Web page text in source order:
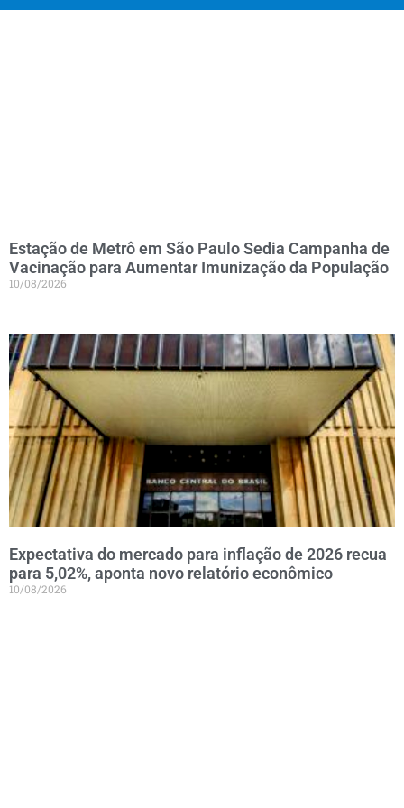
Estação de Metrô em São Paulo Sedia Campanha de
Vacinação para Aumentar Imunização da População
10/08/2026
Expectativa do mercado para inflação de 2026 recua
para 5,02%, aponta novo relatório econômico
10/08/2026